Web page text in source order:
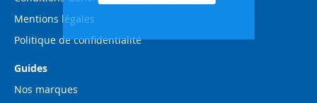
Mentions légales
Politique de confidentialité
Guides
Nos marques